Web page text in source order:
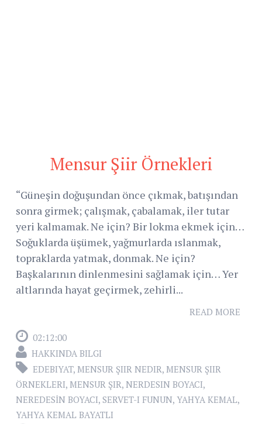
Mensur Şiir Örnekleri
“Güneşin doğuşundan önce çıkmak, batışından
sonra girmek; çalışmak, çabalamak, iler tutar
yeri kalmamak. Ne için? Bir lokma ekmek için…
Soğuklarda üşümek, yağmurlarda ıslanmak,
topraklarda yatmak, donmak. Ne için?
Başkalarının dinlenmesini sağlamak için… Yer
altlarında hayat geçirmek, zehirli...
READ MORE
02:12:00
HAKKINDA BILGI
EDEBIYAT, MENSUR ŞIIR NEDIR, MENSUR ŞIIR
ÖRNEKLERI, MENSUR ŞIR, NERDESIN BOYACI,
NEREDESİN BOYACI, SERVET-I FUNUN, YAHYA KEMAL,
YAHYA KEMAL BAYATLI